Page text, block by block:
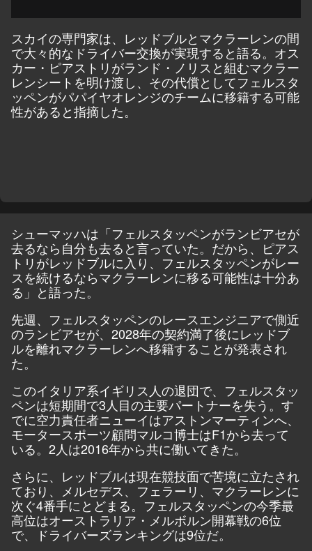
スカイの専門家は、レッドブルとマクラーレンの間
で大々的なドライバー交換が実現すると語る。オス
カー・ピアストリがランド・ノリスと組むマクラー
レンシートを明け渡し、その代償としてフェルスタ
ッペンがパパイヤオレンジのチームに移籍する可能
性があると指摘した。
シューマッハは「フェルスタッペンがランビアセが
去るなら自分も去ると言っていた。だから、ピアス
トリがレッドブルに入り、フェルスタッペンがレー
スを続けるならマクラーレンに移る可能性は十分あ
る」と語った。
先週、フェルスタッペンのレースエンジニアで側近
のランビアセが、2028年の契約満了後にレッドブ
ルを離れマクラーレンへ移籍することが発表され
た。
このイタリア系イギリス人の退団で、フェルスタッ
ペンは短期間で3人目の主要パートナーを失う。す
でに空力責任者ニューイはアストンマーティンへ、
モータースポーツ顧問マルコ博士はF1から去って
いる。2人は2016年から共に働いてきた。
さらに、レッドブルは現在競技面で苦境に立たされ
ており、メルセデス、フェラーリ、マクラーレンに
次ぐ4番手にとどまる。フェルスタッペンの今季最
高位はオーストラリア・メルボルン開幕戦の6位
で、ドライバーズランキングは9位だ。